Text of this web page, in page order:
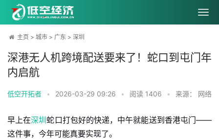
主页 > 城市 > 广东 > 深圳
深港无人机跨境配送要来了！蛇口到屯门年
内启航
低空开拓者 • 2026-03-29 09:26 • 阅读 1406 • 来源： 网络
早上在深圳蛇口打包好的快递，中午就能送到香港屯门——
这件事，今年可能真要实现了。